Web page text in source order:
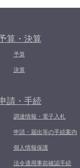
算・決算
予算
決算
請・手続
調達情報・電子入札
申請・届出等の手続案内
個人情報保護
法令適用事前確認手続